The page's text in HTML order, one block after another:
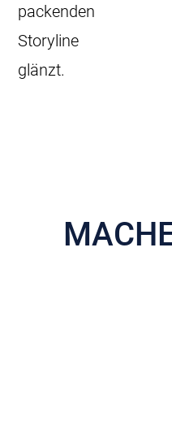
packenden
Storyline
glänzt.